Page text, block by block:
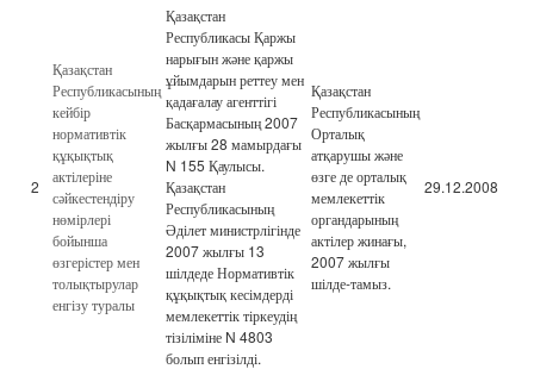
2
Қазақстан
Республикасының
кейбір
нормативтік
құқықтық
актілеріне
сәйкестендіру
нөмірлері
бойынша
өзгерістер мен
толықтырулар
енгізу туралы
Қазақстан
Республикасы Қаржы
нарығын және қаржы
ұйымдарын реттеу мен
қадағалау агенттігі
Басқармасының 2007
жылғы 28 мамырдағы
N 155 Қаулысы.
Қазақстан
Республикасының
Әділет министрлігінде
2007 жылғы 13
шілдеде Нормативтік
құқықтық кесімдерді
мемлекеттік тіркеудің
тізіліміне N 4803
болып енгізілді.
Қазақстан
Республикасының
Орталық
атқарушы және
өзге де орталық
мемлекеттік
органдарының
актілер жинағы,
2007 жылғы
шілде-тамыз.
29.12.2008